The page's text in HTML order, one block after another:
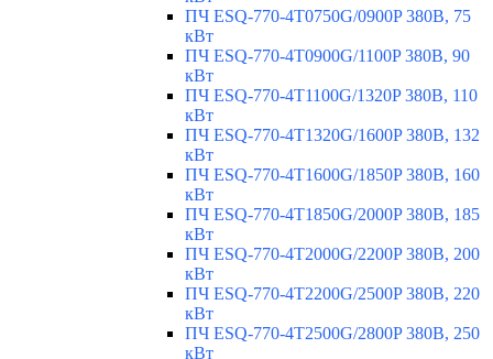
ПЧ ESQ-770-4T0750G/0900P 380В, 75
кВт
ПЧ ESQ-770-4T0900G/1100P 380В, 90
кВт
ПЧ ESQ-770-4T1100G/1320P 380В, 110
кВт
ПЧ ESQ-770-4T1320G/1600P 380В, 132
кВт
ПЧ ESQ-770-4T1600G/1850P 380В, 160
кВт
ПЧ ESQ-770-4T1850G/2000P 380В, 185
кВт
ПЧ ESQ-770-4T2000G/2200P 380В, 200
кВт
ПЧ ESQ-770-4T2200G/2500P 380В, 220
кВт
ПЧ ESQ-770-4T2500G/2800P 380В, 250
кВт